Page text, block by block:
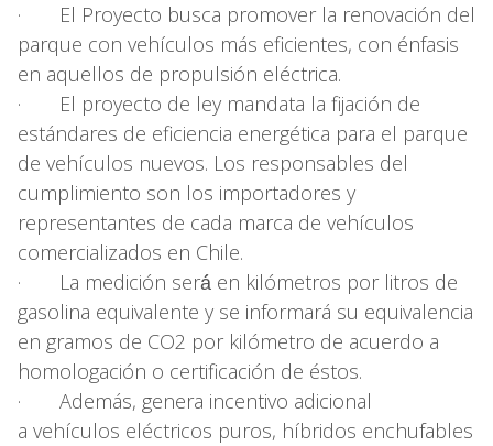
· El Proyecto busca promover la renovación del
parque con vehículos más eficientes, con énfasis
en aquellos de propulsión eléctrica.
· El proyecto de ley mandata la fijación de
estándares de eficiencia energética para el parque
de vehículos nuevos. Los responsables del
cumplimiento son los importadores y
representantes de cada marca de vehículos
comercializados en Chile.
· La medición será́ en kilómetros por litros de
gasolina equivalente y se informará su equivalencia
en gramos de CO2 por kilómetro de acuerdo a
homologación o certificación de éstos.
· Además, genera incentivo adicional
a vehículos eléctricos puros, híbridos enchufables